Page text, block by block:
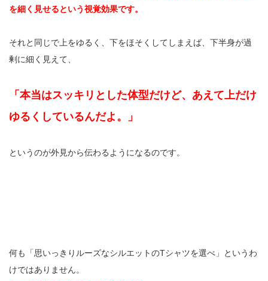
を細く見せるという視覚効果です。
それと同じで上をゆるく、下をほそくしてしまえば、下半身が過
剰に細く見えて、
「本当はスッキリとした体型だけど、あえて上だけ
ゆるくしているんだよ。」
というのが外見から伝わるようになるのです。
何も「思いっきりルーズなシルエットのTシャツを選べ」というわ
けではありません。